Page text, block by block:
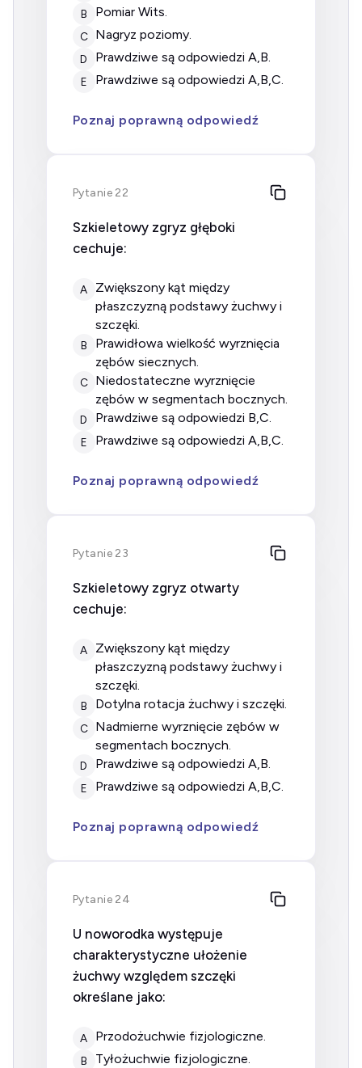
B pomiar Wits.
C nagryz poziomy.
D prawdziwe są odpowiedzi A,B.
E prawdziwe są odpowiedzi A,B,C.
Poznaj poprawną odpowiedź
Pytanie 22
Szkieletowy zgryz głęboki
cechuje:
A
zwiększony kąt między
płaszczyzną podstawy żuchwy i
szczęki.
B
prawidłowa wielkość wyrznięcia
zębów siecznych.
C
niedostateczne wyrznięcie
zębów w segmentach bocznych.
D prawdziwe są odpowiedzi B,C.
E prawdziwe są odpowiedzi A,B,C.
Poznaj poprawną odpowiedź
Pytanie 23
Szkieletowy zgryz otwarty
cechuje:
A
zwiększony kąt między
płaszczyzną podstawy żuchwy i
szczęki.
B dotylna rotacja żuchwy i szczęki.
C
nadmierne wyrznięcie zębów w
segmentach bocznych.
D prawdziwe są odpowiedzi A,B.
E prawdziwe są odpowiedzi A,B,C.
Poznaj poprawną odpowiedź
Pytanie 24
U noworodka występuje
charakterystyczne ułożenie
żuchwy względem szczęki
określane jako:
A przodożuchwie fizjologiczne.
B tyłożuchwie fizjologiczne.